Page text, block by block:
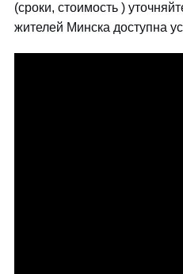
(сроки, стоимость )
жителей Минска доступна